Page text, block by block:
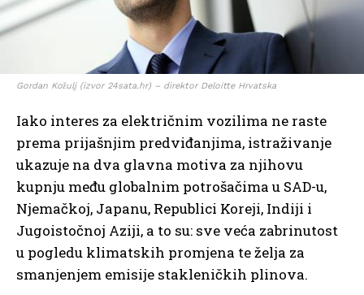
Gordan Kožulj (izvor 24sata.hr) – direktor Deloitte Hrvatska
Iako interes za električnim vozilima ne raste
prema prijašnjim predviđanjima, istraživanje
ukazuje na dva glavna motiva za njihovu
kupnju među globalnim potrošačima u SAD-u,
Njemačkoj, Japanu, Republici Koreji, Indiji i
Jugoistočnoj Aziji, a to su: sve veća zabrinutost
u pogledu klimatskih promjena te želja za
smanjenjem emisije stakleničkih plinova.